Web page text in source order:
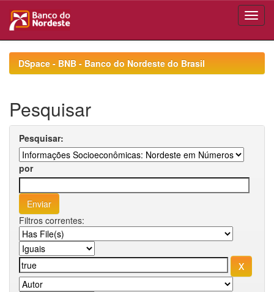
navigationDSpace - BNB - Banco do Nordeste do Brasil
Pesquisar
Pesquisar:
por
Filtros correntes: